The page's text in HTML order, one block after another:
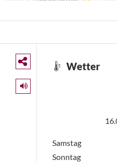
Wetter
Samstag
Sonntag